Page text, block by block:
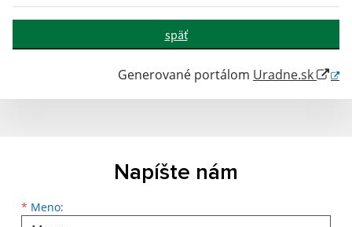
späť
Generované portálom Uradne.sk
Napíšte nám
* Meno:
Meno
Priezvisko
E-mailová adresa